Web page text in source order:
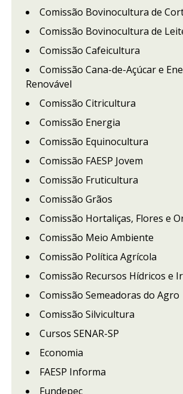
Comissão Bovinocultura de
Comissão Bovinocultura de
Comissão Cafeicultura
Comissão Cana-de-Açúcar e
Renovável
Comissão Citricultura
Comissão Energia
Comissão Equinocultura
Comissão FAESP Jovem
Comissão Fruticultura
Comissão Grãos
Comissão Hortaliças, Flores e
Comissão Meio Ambiente
Comissão Política Agrícola
Comissão Recursos Hídricos e
Comissão Semeadoras do Agro
Comissão Silvicultura
Cursos SENAR-SP
Economia
FAESP Informa
Fundepec